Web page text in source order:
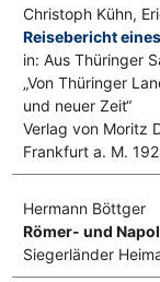
Christoph Kühn,
Reisebericht
in: Aus Thüringer
„Von Thüringer
und neuer Zeit“
Verlag von Moritz
Frankfurt a. M.
Hermann Böttger
Römer- und
Siegerländer